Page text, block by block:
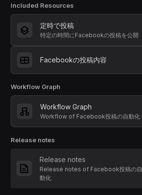
Included Resources
定時で投稿
特定の時間にFacebookの投稿を公開
Facebookの投稿内容
Workflow Graph
Workflow Graph
Workflow of Facebook投稿の自動化
Release notes
Release notes
Release notes of Facebook投稿の自
動化